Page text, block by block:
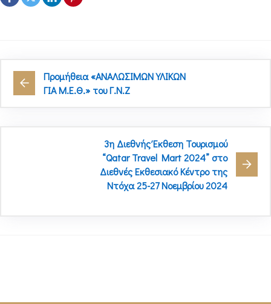
Προμήθεια «ΑΝΑΛΩΣΙΜΩΝ ΥΛΙΚΩΝ
ΓΙΑ Μ.Ε.Θ.» του Γ.Ν.Ζ
3η Διεθνής Έκθεση Τουρισμού
“Qatar Travel Mart 2024” στο
Διεθνές Εκθεσιακό Κέντρο της
Ντόχα 25-27 Νοεμβρίου 2024